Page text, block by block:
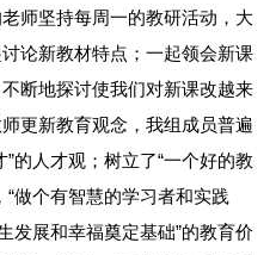
师坚持每周一的教研活动，大
论新教材特点；一起领会新课
断地探讨使我们对新课改越来
更新教育观念，我组成员普遍
的人才观；树立了“一个好的教
做个有智慧的学习者和实践
发展和幸福奠定基础”的教育价